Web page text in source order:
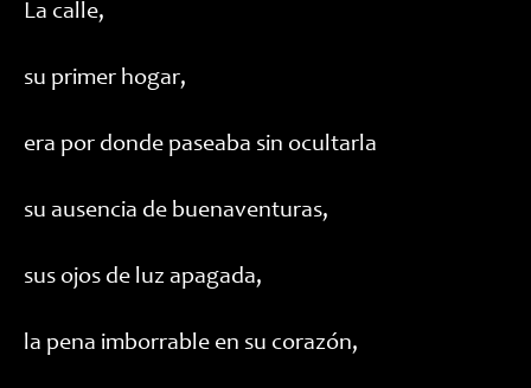
La calle,
su primer hogar,
era por donde paseaba sin ocultarla
su ausencia de buenaventuras,
sus ojos de luz apagada,
la pena imborrable en su corazón,